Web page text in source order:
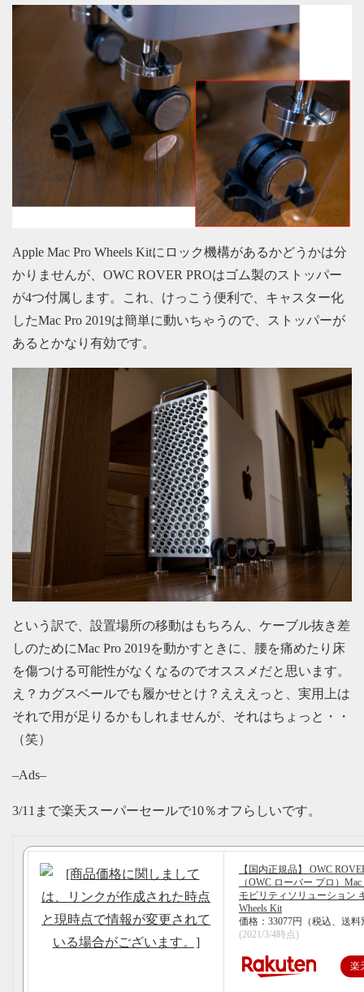
Apple Mac Pro Wheels Kitにロック機構があるかどうかは分
かりませんが、OWC ROVER PROはゴム製のストッパー
が4つ付属します。これ、けっこう便利で、キャスター化
したMac Pro 2019は簡単に動いちゃうので、ストッパーが
あるとかなり有効です。
という訳で、設置場所の移動はもちろん、ケーブル抜き差
しのためにMac Pro 2019を動かすときに、腰を痛めたり床
を傷つける可能性がなくなるのでオススメだと思います。
え？カグスベールでも履かせとけ？えええっと、実用上は
それで用が足りるかもしれませんが、それはちょっと・・
（笑）
–Ads–
3/11まで楽天スーパーセールで10％オフらしいです。
【国内正規品】 OWC
（OWC ローバー プロ）Mac
モビリティソリューション
Wheels Kit
価格：33077円（税込、送料
(2021/3/4時点)
楽